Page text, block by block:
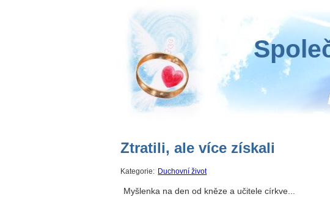
Ztratili, ale více získali
Kategorie: Duchovní život
Myšlenka na den od kněze a učitele církve...